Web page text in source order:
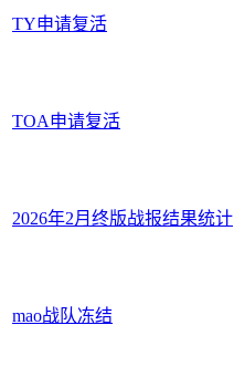
TY申请复活
TOA申请复活
2026年2月终版战报结果统计
mao战队冻结